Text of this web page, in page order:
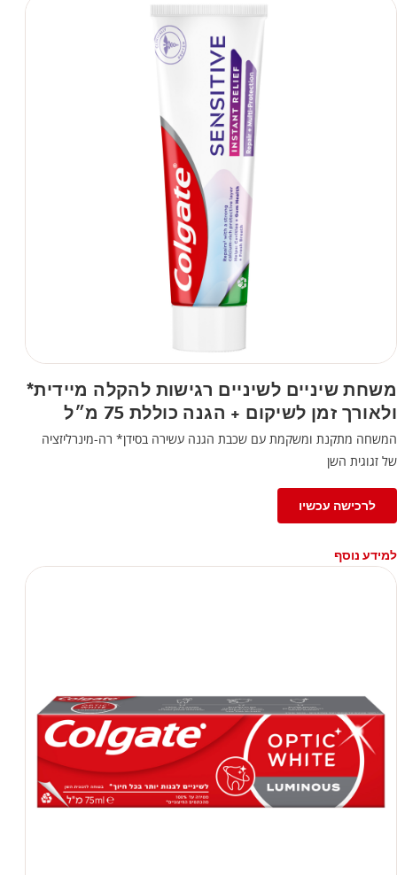
משחת שיניים לשיניים רגישות להקלה מיידית*
ולאורך זמן לשיקום + הגנה כוללת 75 מ״ל
המשחה מתקנת ומשקמת עם שכבת הגנה עשירה בסידן* רה-מינרליזציה
של זגוגית השן
לרכישה עכשיו
למידע נוסף